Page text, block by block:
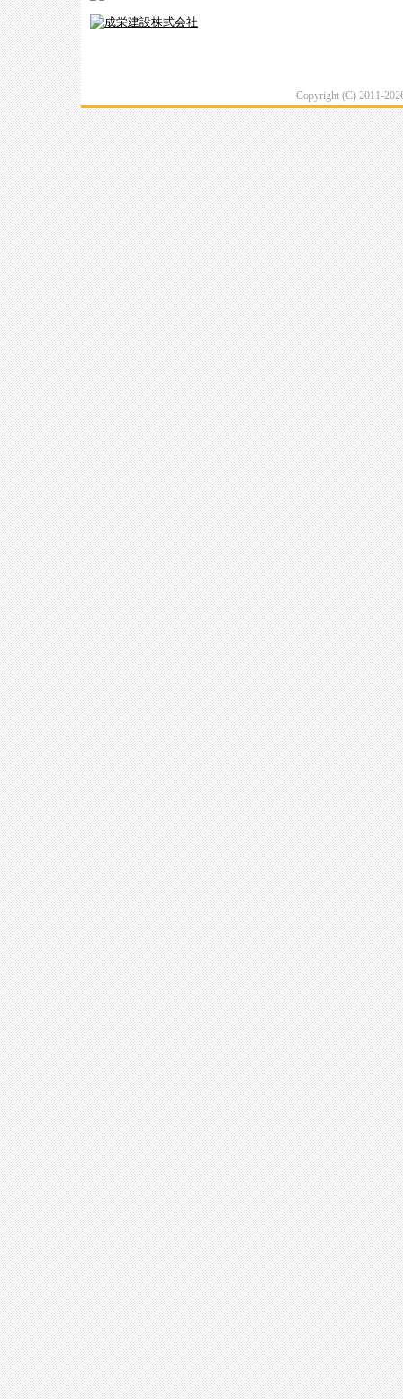
Copyright (C) 2011-